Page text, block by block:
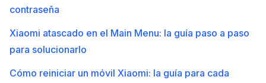
contraseña
Xiaomi atascado en el Main Menu: la guía paso a paso
para solucionarlo
Cómo reiniciar un móvil Xiaomi: la guía para cada